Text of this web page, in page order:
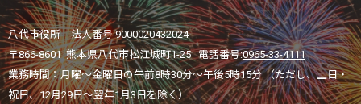
八代市役所 法人番号 9000020432024
〒866-8601 熊本県八代市松江城町1-25 電話番号:0965-33-4111
業務時間：月曜～金曜日の午前8時30分～午後5時15分 （ただし、土日・
祝日、12月29日～翌年1月3日を除く）